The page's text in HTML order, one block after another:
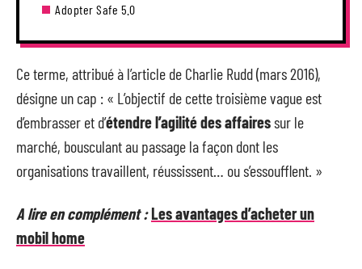
Adopter Safe 5.0
Ce terme, attribué à l’article de Charlie Rudd (mars 2016),
désigne un cap : « L’objectif de cette troisième vague est
d’embrasser et d’étendre l’agilité des affairessur le
marché, bousculant au passage la façon dont les
organisations travaillent, réussissent… ou s’essoufflent. »
A lire en complément :Les avantages d’acheter un
mobil home